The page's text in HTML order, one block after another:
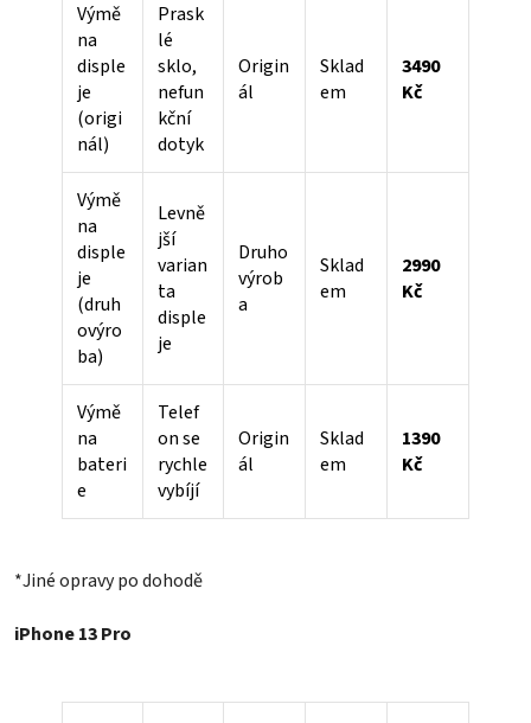
Výmě
na
disple
je
(origi
nál)
Prask
lé
sklo,
nefun
kční
dotyk
Origin
ál
Sklad
em
3490
Kč
Výmě
na
disple
je
(druh
ovýro
ba)
Levně
jší
varian
ta
disple
je
Druho
výrob
a
Sklad
em
2990
Kč
Výmě
na
bateri
e
Telef
on se
rychle
vybíjí
Origin
ál
Sklad
em
1390
Kč
*Jiné opravy po dohodě
iPhone 13 Pro